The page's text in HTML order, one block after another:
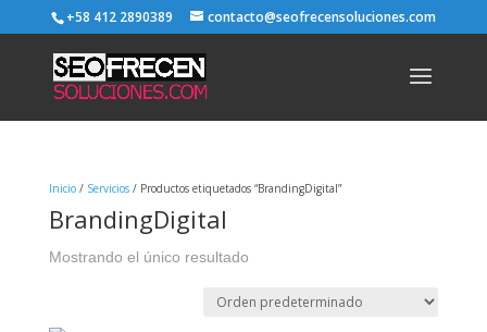
+58 412 2890389 contacto@seofrecensoluciones.com
Inicio/ Servicios/ Productos etiquetados “BrandingDigital”
BrandingDigital
Mostrando el único resultado